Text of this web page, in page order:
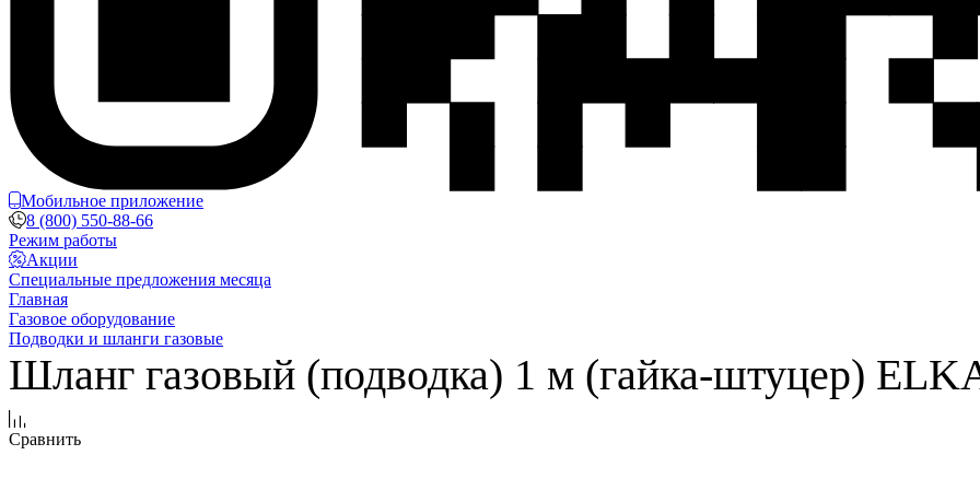
Мобильное приложение
8 (800) 550-88-66
Режим работы
Акции
Специальные предложения месяца
Главная
Газовое оборудование
Подводки и шланги газовые
Шланг газовый (подводка) 1 м (гайка-штуцер)
Сравнить